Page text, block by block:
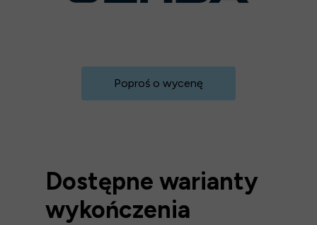
Poproś o wycenę
Dostępne warianty
wykończenia